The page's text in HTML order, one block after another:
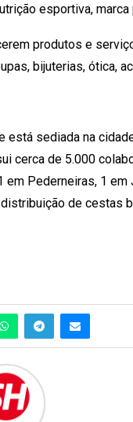
esportiva,
produtos e
bijuterias, ótica,
sediada na
cerca de 5.000
Pederneiras, 1 em
de cestas